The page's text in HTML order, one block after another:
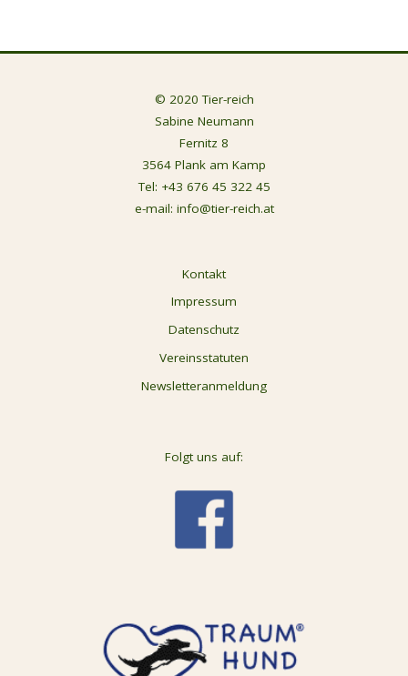
© 2020 Tier-reich
Sabine Neumann
Fernitz 8
3564 Plank am Kamp
Tel: +43 676 45 322 45
e-mail: info@tier-reich.at
Kontakt
Impressum
Datenschutz
Vereinsstatuten
Newsletteranmeldung
Folgt uns auf: